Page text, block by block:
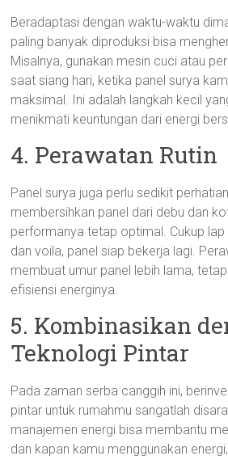
Beradaptasi dengan waktu-waktu
paling banyak diproduksi bisa
Misalnya, gunakan mesin cuci atau
saat siang hari, ketika panel surya
maksimal. Ini adalah langkah kecil
menikmati keuntungan dari energi
4. Perawatan Rutin
Panel surya juga perlu sedikit
membersihkan panel dari debu dan
performanya tetap optimal. Cukup
dan voila, panel siap bekerja lagi.
membuat umur panel lebih lama,
efisiensi energinya.
5. Kombinasikan
Teknologi Pintar
Pada zaman serba canggih ini,
pintar untuk rumahmu sangatlah
manajemen energi bisa membantu
dan kapan kamu menggunakan